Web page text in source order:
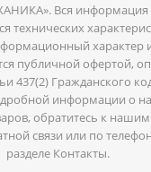
Вся информация
технических
характер
публичной офертой,
437(2) Гражданского
информации о
обратитесь к
связи или по
разделе Контакты.